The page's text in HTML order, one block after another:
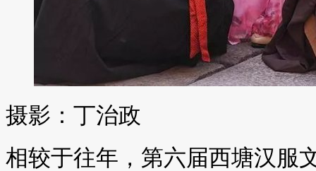
摄影：丁治政
相较于往年，第六届西塘汉服